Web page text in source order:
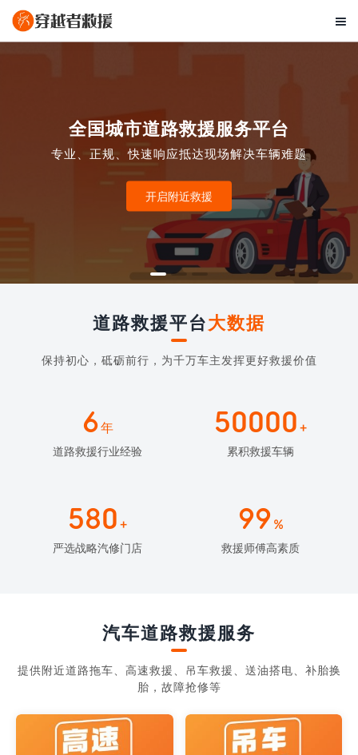

全国城市道路救援服务平台
专业、正规、快速响应抵达现场解决车辆难题
开启附近救援
道路救援平台大数据
保持初心，砥砺前行，为千万车主发挥更好救援价值
6年
道路救援行业经验
50000 +
累积救援车辆
580 +
严选战略汽修门店
99 %
救援师傅高素质
汽车道路救援服务
提供附近道路拖车、高速救援、吊车救援、送油搭电、补胎换
胎，故障抢修等